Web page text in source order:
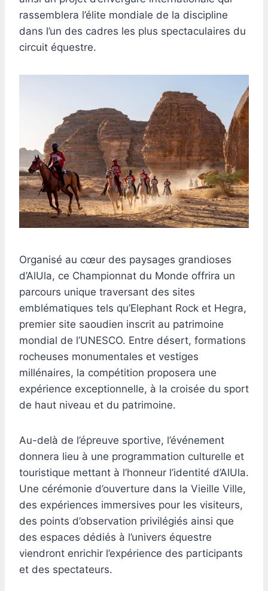
rassemblera l’élite mondiale de la discipline
dans l’un des cadres les plus spectaculaires du
circuit équestre.
Organisé au cœur des paysages grandioses
d’AlUla, ce Championnat du Monde offrira un
parcours unique traversant des sites
emblématiques tels qu’Elephant Rock et Hegra,
premier site saoudien inscrit au patrimoine
mondial de l’UNESCO. Entre désert, formations
rocheuses monumentales et vestiges
millénaires, la compétition proposera une
expérience exceptionnelle, à la croisée du sport
de haut niveau et du patrimoine.
Au-delà de l’épreuve sportive, l’événement
donnera lieu à une programmation culturelle et
touristique mettant à l’honneur l’identité d’AlUla.
Une cérémonie d’ouverture dans la Vieille Ville,
des expériences immersives pour les visiteurs,
des points d’observation privilégiés ainsi que
des espaces dédiés à l’univers équestre
viendront enrichir l’expérience des participants
et des spectateurs.